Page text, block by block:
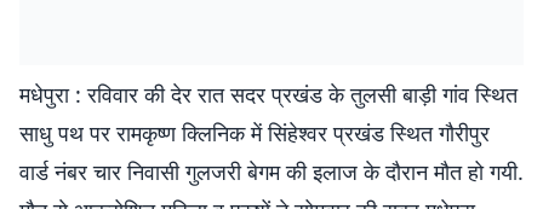
मधेपुरा : रविवार की देर रात सदर प्रखंड के तुलसी बाड़ी गांव स्थित
साधु पथ पर रामकृष्ण क्लिनिक में सिंहेश्वर प्रखंड स्थित गौरीपुर
वार्ड नंबर चार निवासी गुलजरी बेगम की इलाज के दौरान मौत हो गयी.